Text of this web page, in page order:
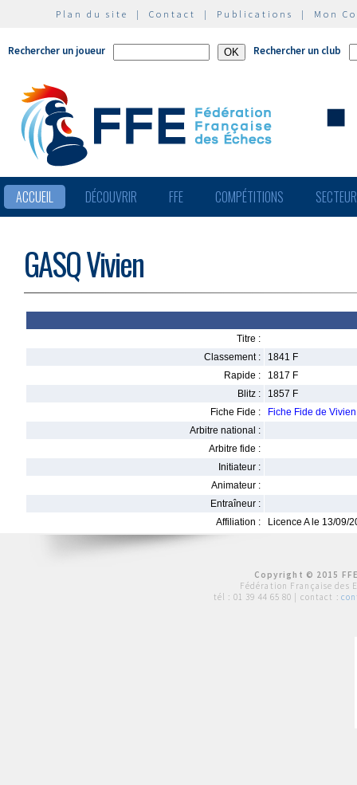
Plan du site | Contact | Publications | Mon
Rechercher un joueur Rechercher un club
ACCUEIL DÉCOUVRIR FFE COMPÉTITIONS
GASQ Vivien
Titre :
Classement :
1841 F
Rapide :
1817 F
Blitz :
1857 F
Fiche Fide :
Fiche Fide de
Arbitre national :
Arbitre fide :
Initiateur :
Animateur :
Entraîneur :
Affiliation :
Licence A le 13/09/
Copyright © 2015
Fédération Française des
tél : 01 39 44 65 80 | contact :